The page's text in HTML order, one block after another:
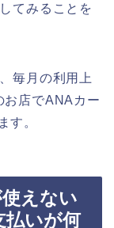
てみることを
毎月の利用上
お店でANAカー
す。
えない
払いが何